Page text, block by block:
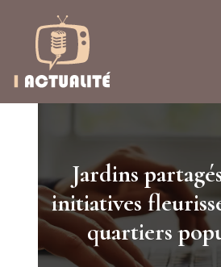
Jardins
initiatives
quartiers